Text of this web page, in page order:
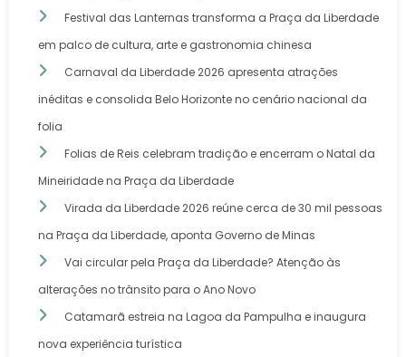
Festival das Lanternas transforma a Praça da Liberdade
em palco de cultura, arte e gastronomia chinesa
Carnaval da Liberdade 2026 apresenta atrações
inéditas e consolida Belo Horizonte no cenário nacional da
folia
Folias de Reis celebram tradição e encerram o Natal da
Mineiridade na Praça da Liberdade
Virada da Liberdade 2026 reúne cerca de 30 mil pessoas
na Praça da Liberdade, aponta Governo de Minas
Vai circular pela Praça da Liberdade? Atenção às
alterações no trânsito para o Ano Novo
Catamarã estreia na Lagoa da Pampulha e inaugura
nova experiência turística